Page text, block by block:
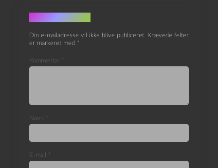
Skriv et svar
Din e-mailadresse vil ikke blive publiceret. Krævede felter
er markeret med *
Kommentar *
Navn *
E-mail *